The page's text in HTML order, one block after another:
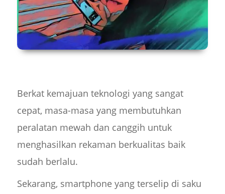
Berkat kemajuan teknologi yang sangat
cepat, masa-masa yang membutuhkan
peralatan mewah dan canggih untuk
menghasilkan rekaman berkualitas baik
sudah berlalu.
Sekarang, smartphone yang terselip di saku